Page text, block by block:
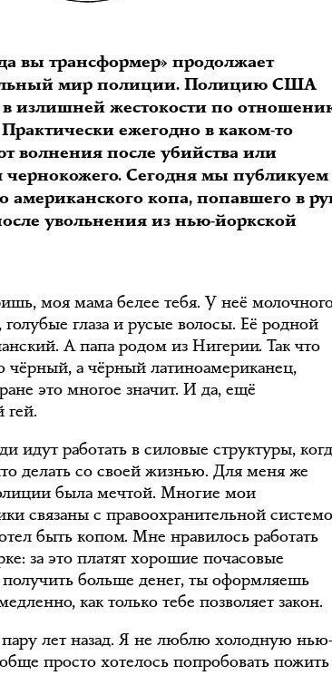
вы трансформер» продолжает
мир полиции. Полицию США
излишней жестокости по
ежегодно в каком-то
волнения после убийства или
чернокожего. Сегодня мы публикуем
американского копа, попавшего в
увольнения из нью-йоркской
моя мама белее тебя. У неё
голубые глаза и русые волосы. Её родной
А папа родом из Нигерии. Так что
чёрный, а чёрный латиноамериканец,
это многое значит. И да, ещё
гей.
идут работать в силовые структуры,
делать со своей жизнью. Для меня же
была мечтой. Многие мои
связаны с правоохранительной
быть копом. Мне нравилось работать
за это платят хорошие почасовые
больше денег, ты оформляешь
как только тебе позволяет закон.
лет назад. Я не люблю холодную нью-
просто хотелось попробовать пожить